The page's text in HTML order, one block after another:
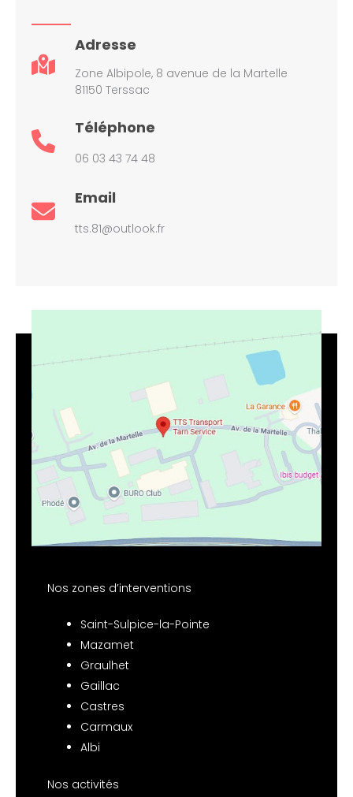
Adresse
Zone Albipole, 8 avenue de la Martelle
81150 Terssac
Téléphone
06 03 43 74 48
Email
tts.81@outlook.fr
Nos zones d’interventions
Saint-Sulpice-la-Pointe
Mazamet
Graulhet
Gaillac
Castres
Carmaux
Albi
Nos activités